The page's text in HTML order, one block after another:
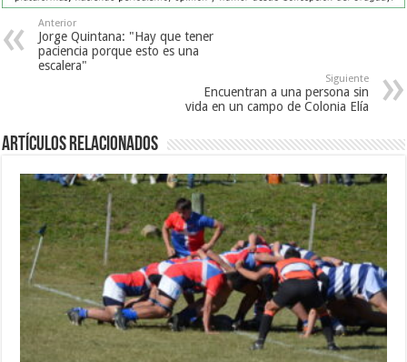
Anterior
Jorge Quintana: "Hay que tener
paciencia porque esto es una
escalera"
Siguiente
Encuentran a una persona sin
vida en un campo de Colonia Elía
Artículos Relacionados